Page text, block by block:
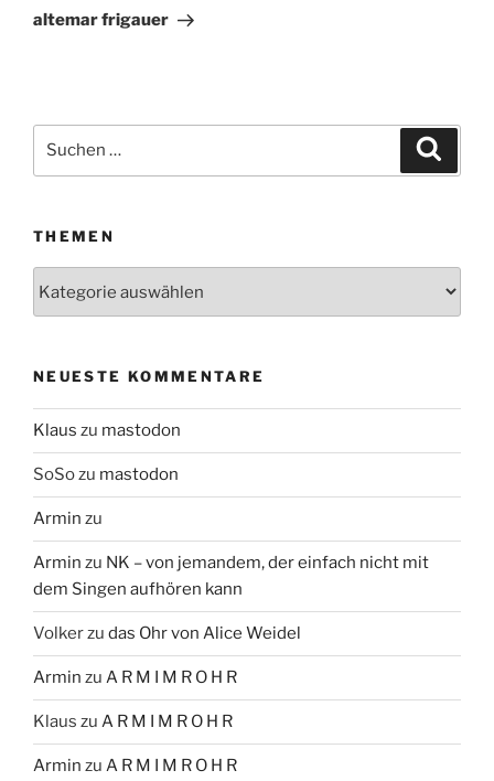
Beitrag
altemar frigauer
THEMEN
NEUESTE KOMMENTARE
Klaus zu mastodon
SoSozu mastodon
Armin zu
Armin zu NK – von jemandem, der einfach nicht mit
dem Singen aufhören kann
Volkerzu das Ohr von Alice Weidel
Armin zu A R M I M R O H R
Klaus zu A R M I M R O H R
Armin zu A R M I M R O H R